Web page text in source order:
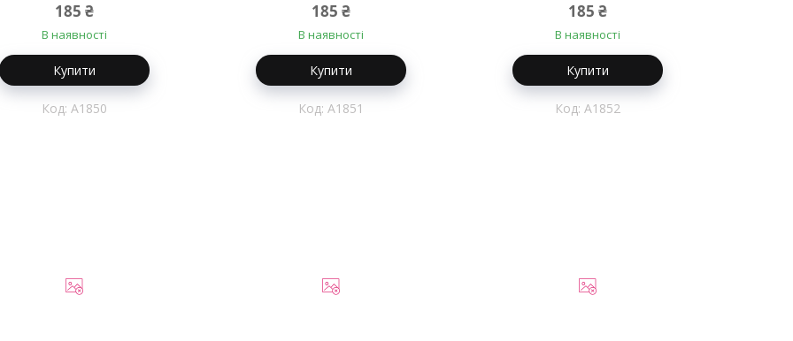
185 ₴
В наявності
Купити
A1850
185 ₴
В наявності
Купити
A1851
185 ₴
В наявності
Купити
A1852